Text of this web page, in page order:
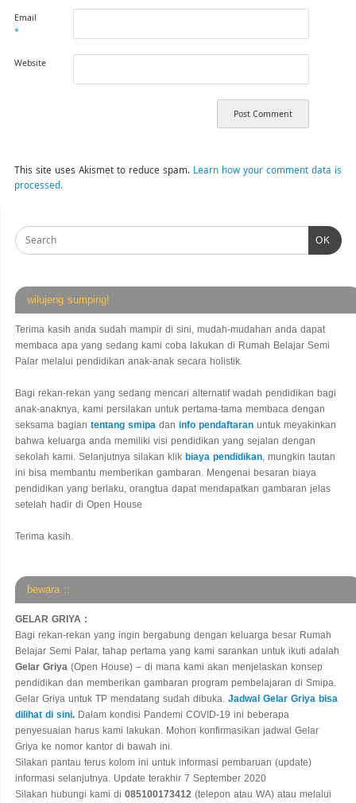
Email
*
Website
This site uses Akismet to reduce spam. Learn how your comment data is
processed.
OK
wilujeng sumping!
Terima kasih anda sudah mampir di sini, mudah-mudahan anda dapat
membaca apa yang sedang kami coba lakukan di Rumah Belajar Semi
Palar melalui pendidikan anak-anak secara holistik.
Bagi rekan-rekan yang sedang mencari alternatif wadah pendidikan bagi
anak-anaknya, kami persilakan untuk pertama-tama membaca dengan
seksama bagian tentang smipa dan info pendaftaran untuk meyakinkan
bahwa keluarga anda memiliki visi pendidikan yang sejalan dengan
sekolah kami. Selanjutnya silakan klik biaya pendidikan , mungkin tautan
ini bisa membantu memberikan gambaran. Mengenai besaran biaya
pendidikan yang berlaku, orangtua dapat mendapatkan gambaran jelas
setelah hadir di Open House
Terima kasih.
bewara ::
GELAR GRIYA :
Bagi rekan-rekan yang ingin bergabung dengan keluarga besar Rumah
Belajar Semi Palar, tahap pertama yang kami sarankan untuk ikuti adalah
Gelar Griya (Open House) – di mana kami akan menjelaskan konsep
pendidikan dan memberikan gambaran program pembelajaran di Smipa.
Gelar Griya untuk TP mendatang sudah dibuka. Jadwal Gelar Griya bisa
dilihat di sini. Dalam kondisi Pandemi COVID-19 ini beberapa
penyesuaian harus kami lakukan. Mohon konfirmasikan jadwal Gelar
Griya ke nomor kantor di bawah ini.
Silakan pantau terus kolom ini untuk informasi pembaruan (update)
informasi selanjutnya. Update terakhir 7 September 2020
Silakan hubungi kami di 085100173412 (telepon atau WA) atau melalui